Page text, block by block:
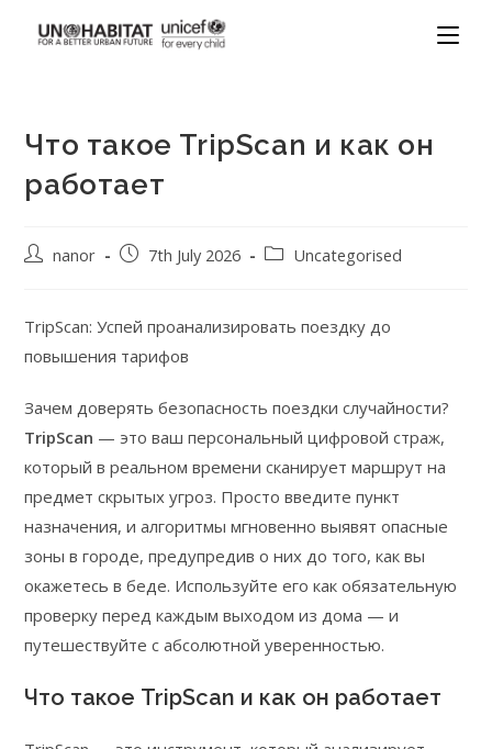
Что такое TripScan и как он
работает
nanor 7th July 2026 Uncategorised
TripScan: Успей проанализировать поездку до
повышения тарифов
Зачем доверять безопасность поездки случайности?
TripScan — это ваш персональный цифровой страж,
который в реальном времени сканирует маршрут на
предмет скрытых угроз. Просто введите пункт
назначения, и алгоритмы мгновенно выявят опасные
зоны в городе, предупредив о них до того, как вы
окажетесь в беде. Используйте его как обязательную
проверку перед каждым выходом из дома — и
путешествуйте с абсолютной уверенностью.
Что такое TripScan и как он работает